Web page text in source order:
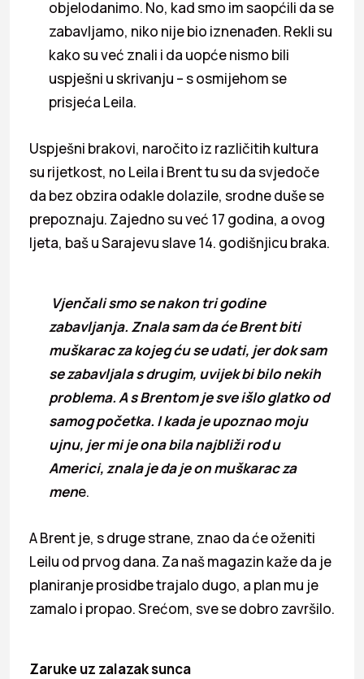
objelodanimo. No, kad smo im saopćili da se
zabavljamo, niko nije bio iznenađen. Rekli su
kako su već znali i da uopće nismo bili
uspješni u skrivanju – s osmijehom se
prisjeća Leila.
Uspješni brakovi, naročito iz različitih kultura
su rijetkost, no Leila i Brent tu su da svjedoče
da bez obzira odakle dolazile, srodne duše se
prepoznaju. Zajedno su već 17 godina, a ovog
ljeta, baš u Sarajevu slave 14. godišnjicu braka.
Vjenčali smo se nakon tri godine
zabavljanja. Znala sam da će Brent biti
muškarac za kojeg ću se udati, jer dok sam
se zabavljala s drugim, uvijek bi bilo nekih
problema. A s Brentom je sve išlo glatko od
samog početka. I kada je upoznao moju
ujnu, jer mi je ona bila najbliži rod u
Americi, znala je da je on muškarac za
mene.
A Brent je, s druge strane, znao da će oženiti
Leilu od prvog dana. Za naš magazin kaže da je
planiranje prosidbe trajalo dugo, a plan mu je
zamalo i propao. Srećom, sve se dobro završilo.
Zaruke uz zalazak sunca